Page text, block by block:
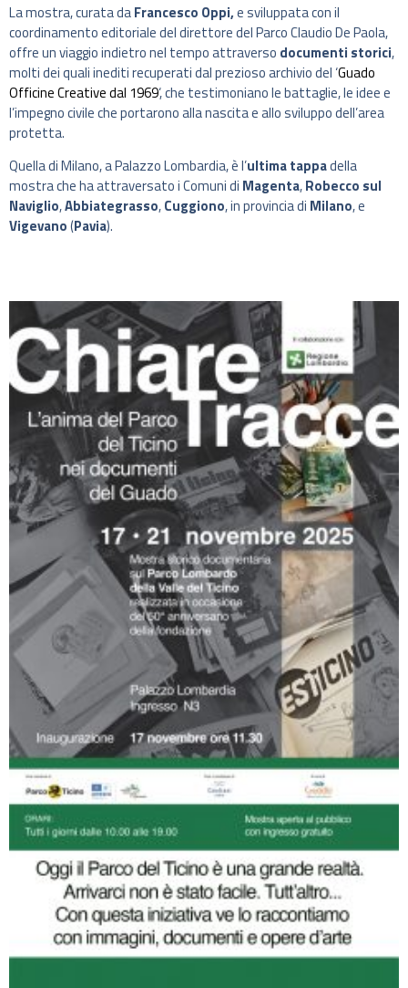
La mostra, curata daFrancesco Oppi,e sviluppata con il
coordinamento editoriale del direttore del Parco Claudio De Paola,
offre un viaggio indietro nel tempo attraverso documenti storici,
molti dei quali inediti recuperati dal prezioso archivio del ‘Guado
Officine Creative dal 1969‘, che testimoniano le battaglie, le idee e
l’impegno civile che portarono alla nascita e allo sviluppo dell’area
protetta.
Quella di Milano, a Palazzo Lombardia, è l’ultima tappadella
mostra che ha attraversato i Comuni di Magenta,Robecco sul
Naviglio,Abbiategrasso,Cuggiono, in provincia di Milano, e
Vigevano(Pavia).